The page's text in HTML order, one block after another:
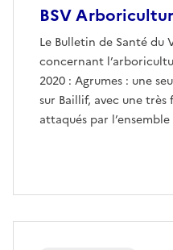
BSV
Le Bulletin de Santé du
concernant
2020 : Agrumes : une
sur Baillif, avec une
attaqués par